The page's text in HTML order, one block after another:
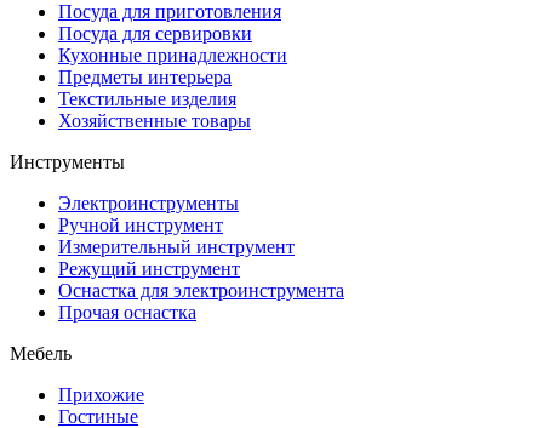
Посуда для приготовления
Посуда для сервировки
Кухонные принадлежности
Предметы интерьера
Текстильные изделия
Хозяйственные товары
Инструменты
Электроинструменты
Ручной инструмент
Измерительный инструмент
Режущий инструмент
Оснастка для электроинструмента
Прочая оснастка
Мебель
Прихожие
Гостиные